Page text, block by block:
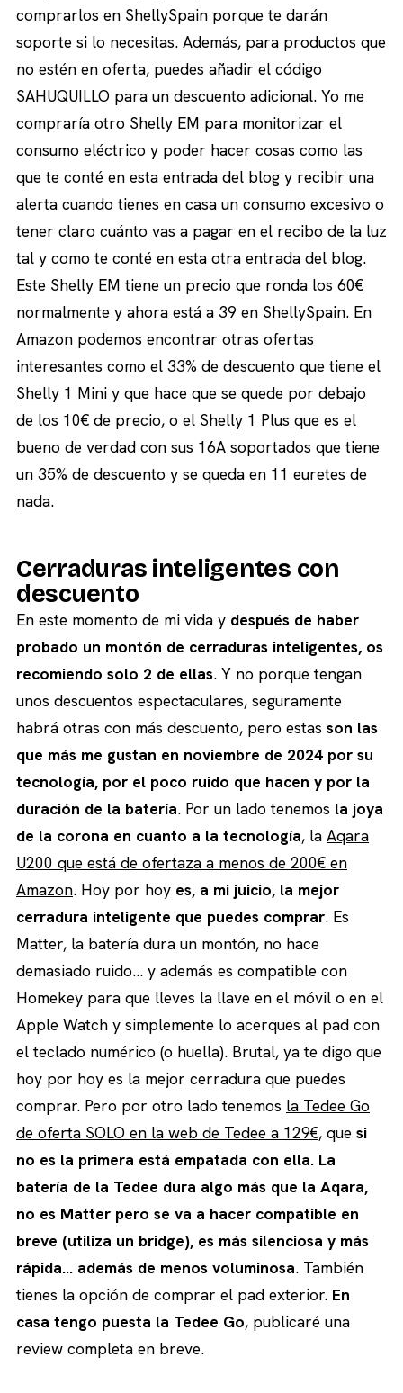
comprarlos en ShellySpain porque te darán
soporte si lo necesitas. Además, para productos que
no estén en oferta, puedes añadir el código
SAHUQUILLO para un descuento adicional. Yo me
compraría otro Shelly EM para monitorizar el
consumo eléctrico y poder hacer cosas como las
que te conté en esta entrada del blog y recibir una
alerta cuando tienes en casa un consumo excesivo o
tener claro cuánto vas a pagar en el recibo de la luz
tal y como te conté en esta otra entrada del blog.
Este Shelly EM tiene un precio que ronda los 60€
normalmente y ahora está a 39 en ShellySpain. En
Amazon podemos encontrar otras ofertas
interesantes como el 33% de descuento que tiene el
Shelly 1 Mini y que hace que se quede por debajo
de los 10€ de precio, o el Shelly 1 Plus que es el
bueno de verdad con sus 16A soportados que tiene
un 35% de descuento y se queda en 11 euretes de
nada.
Cerraduras inteligentes con
descuento
En este momento de mi vida y después de haber
probado un montón de cerraduras inteligentes, os
recomiendo solo 2 de ellas. Y no porque tengan
unos descuentos espectaculares, seguramente
habrá otras con más descuento, pero estas son las
que más me gustan en noviembre de 2024 por su
tecnología, por el poco ruido que hacen y por la
duración de la batería. Por un lado tenemos la joya
de la corona en cuanto a la tecnología, la Aqara
U200 que está de ofertaza a menos de 200€ en
Amazon. Hoy por hoy es, a mi juicio, la mejor
cerradura inteligente que puedes comprar. Es
Matter, la batería dura un montón, no hace
demasiado ruido… y además es compatible con
Homekey para que lleves la llave en el móvil o en el
Apple Watch y simplemente lo acerques al pad con
el teclado numérico (o huella). Brutal, ya te digo que
hoy por hoy es la mejor cerradura que puedes
comprar. Pero por otro lado tenemos la Tedee Go
de oferta SOLO en la web de Tedee a 129€, que si
no es la primera está empatada con ella. La
batería de la Tedee dura algo más que la Aqara,
no es Matter pero se va a hacer compatible en
breve (utiliza un bridge), es más silenciosa y más
rápida… además de menos voluminosa. También
tienes la opción de comprar el pad exterior. En
casa tengo puesta la Tedee Go, publicaré una
review completa en breve.